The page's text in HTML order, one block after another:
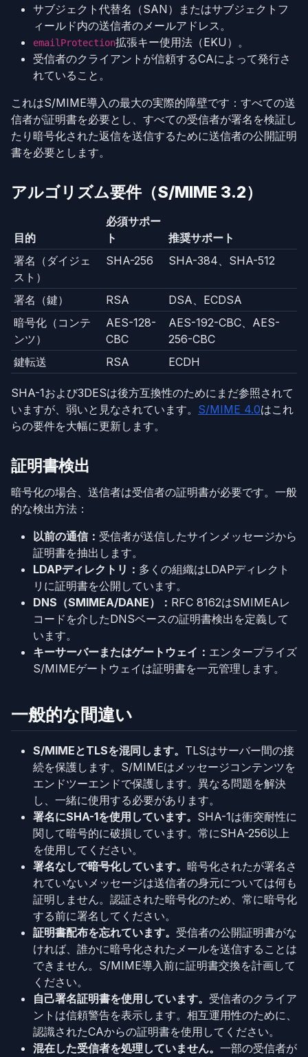
サブジェクト代替名（SAN）またはサブジェクトフ
ィールド内の送信者のメールアドレス。
emailProtection拡張キー使用法（EKU）。
受信者のクライアントが信頼するCAによって発行さ
れていること。
これはS/MIME導入の最大の実際的障壁です：すべての送
信者が証明書を必要とし、すべての受信者が署名を検証し
たり暗号化された返信を送信するために送信者の公開証明
書を必要とします。
アルゴリズム要件（S/MIME 3.2）
目的
必須サポー
ト
推奨サポート
署名（ダイジェ
スト）
SHA-256 SHA-384、SHA-512
署名（鍵） RSA
DSA、ECDSA
暗号化（コンテ
ンツ）
AES-128-
CBC
AES-192-CBC、AES-
256-CBC
鍵転送
RSA ECDH
SHA-1および3DESは後方互換性のためにまだ参照されて
いますが、弱いと見なされています。 S/MIME 4.0はこれ
らの要件を大幅に更新します。
証明書検出
暗号化の場合、送信者は受信者の証明書が必要です。一般
的な検出方法：
以前の通信： 受信者が送信したサインメッセージから
証明書を抽出します。
LDAPディレクトリ： 多くの組織はLDAPディレクト
リに証明書を公開しています。
DNS（SMIMEA/DANE）： RFC 8162はSMIMEAレ
コードを介したDNSベースの証明書検出を定義して
います。
キーサーバーまたはゲートウェイ： エンタープライズ
S/MIMEゲートウェイは証明書を一元管理します。
一般的な間違い
S/MIMEとTLSを混同します。 TLSはサーバー間の接
続を保護します。S/MIMEはメッセージコンテンツを
エンドツーエンドで保護します。異なる問題を解決
し、一緒に使用する必要があります。
署名にSHA-1を使用しています。 SHA-1は衝突耐性に
関して暗号的に破損しています。常にSHA-256以上
を使用してください。
署名なしで暗号化しています。 暗号化されたが署名さ
れていないメッセージは送信者の身元については何も
証明しません。認証された暗号化のため、常に暗号化
する前に署名してください。
証明書配布を忘れています。 受信者の公開証明書がな
ければ、誰かに暗号化されたメールを送信することは
できません。S/MIME導入前に証明書交換を計画して
ください。
自己署名証明書を使用しています。 受信者のクライア
ントは信頼警告を表示します。相互運用性のために、
認識されたCAからの証明書を使用してください。
混在した受信者を処理していません。 一部の受信者が